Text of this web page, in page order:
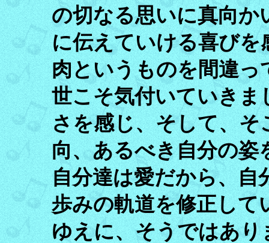
の切なる思いに真向か
に伝えていける喜び
肉というものを間違
世こそ気付いていきま
さを感じ、そして、そ
向、あるべき自分の姿
自分達は愛だから、自
歩みの軌道を修正して
ゆえに、そうではあり